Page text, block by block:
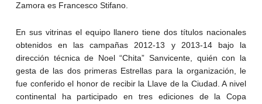
Zamora es Francesco Stifano.
En sus vitrinas el equipo llanero tiene dos títulos nacionales
obtenidos en las campañas 2012-13 y 2013-14 bajo la
dirección técnica de Noel “Chita” Sanvicente, quién con la
gesta de las dos primeras Estrellas para la organización, le
fue conferido el honor de recibir la Llave de la Ciudad. A nivel
continental ha participado en tres ediciones de la Copa